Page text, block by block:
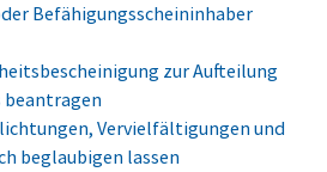
Befähigungsscheininhaber
zur Aufteilung
beantragen
Vervielfältigungen und
beglaubigen lassen